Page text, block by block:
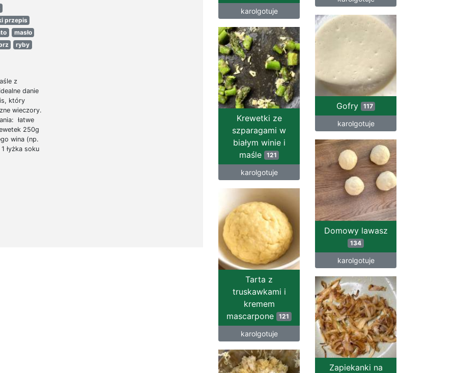
przepis
masło
ryby
z
danie
który
wieczory.
łatwe
250g
wina (np.
łyżka soku
karolgotuje
Gofry 117
karolgotuje
Krewetki ze
szparagami w
białym winie i
maśle
121
karolgotuje
Domowy lawasz
134
karolgotuje
Tarta z
truskawkami i
kremem
mascarpone 121
karolgotuje
Zapiekanki na